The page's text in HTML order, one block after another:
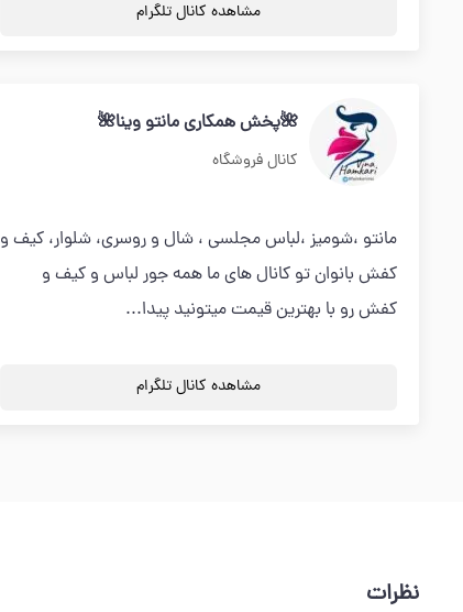
مشاهده کانال تلگرام
🌺پخش همکاری مانتو وینا🌺
کانال فروشگاه
مانتو ،شومیز ،لباس مجلسی ، شال و روسری، شلوار، کیف و
کفش بانوان تو کانال های ما همه جور لباس و کیف و
کفش رو با بهترین قیمت میتونید پیدا...
مشاهده کانال تلگرام
نظرات